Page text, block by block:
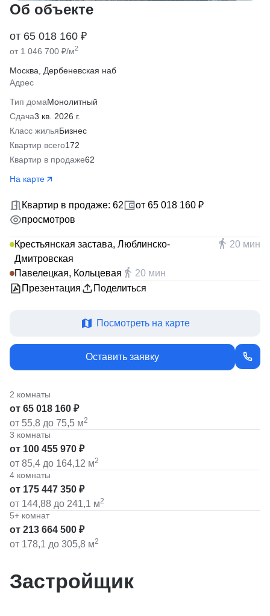
Об объекте
от 65 018 160 ₽
от 1 046 700 ₽/м2
Москва, Дербеневская наб
Адрес
Тип домаМонолитный
Сдача3 кв. 2026 г.
Класс жильяБизнес
Квартир всего172
Квартир в продаже62
На карте
Квартир в продаже: 62
от 65 018 160 ₽
просмотров
Крестьянская застава, Люблинско-
Дмитровская
20 мин
Павелецкая, Кольцевая
20 мин
Презентация
Поделиться
Посмотреть на карте
Оставить заявку
2 комнаты
от 65 018 160 ₽
от 55,8 до 75,5 м2
3 комнаты
от 100 455 970 ₽
от 85,4 до 164,12 м2
4 комнаты
от 175 447 350 ₽
от 144,88 до 241,1 м2
5+ комнат
от 213 664 500 ₽
от 178,1 до 305,8 м2
Застройщик